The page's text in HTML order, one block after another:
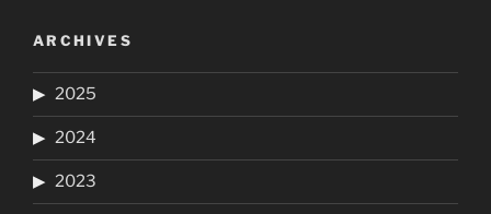
ARCHIVES
2025
2024
2023